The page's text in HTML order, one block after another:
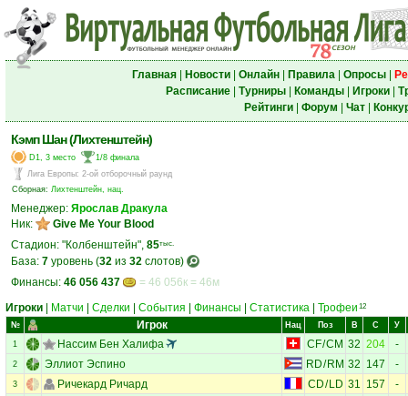
Главная| Новости| Онлайн| Правила| Опросы|
Расписание| Турниры| Команды| Игроки|
Рейтинги| Форум Чат|
Кэмп Шан (Лихтенштейн)
D1, 3 место
1/8 финала
Лига Европы: 2-ой отборочный раунд
Сборная: Лихтенштейн, нац.
Менеджер: Ярослав Дракула
Ник:
Give Me Your Blood
Стадион: "Колбенштейн", 85тыс.
База: 7 уровень (32 из 32 слотов)
Финансы: 46 056 437
= 46 056к = 46м
Игроки
Матчи Сделки События Финансы Статистика Трофеи 12
№ Игрок Нац Поз В С У
1 Нассим Бен Халифа CF/CM 32 204 -
2 Эллиот Эспино RD/ RM 32 147 -
3 Ричекард Ричард CD/LD 31 157 -